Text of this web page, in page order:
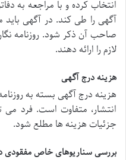
انتخاب کرده و با مراجعه به
آگهی را طی کند. در آگهی
صاحب آن ذکر شود. روزنامه
لازم را ارائه دهند.
هزینه درج آگهی
هزینه درج آگهی بسته به
انتشار، متفاوت است. فرد می
جزئیات هزینه ها مطلع شود.
بررسی سناریوهای خاص